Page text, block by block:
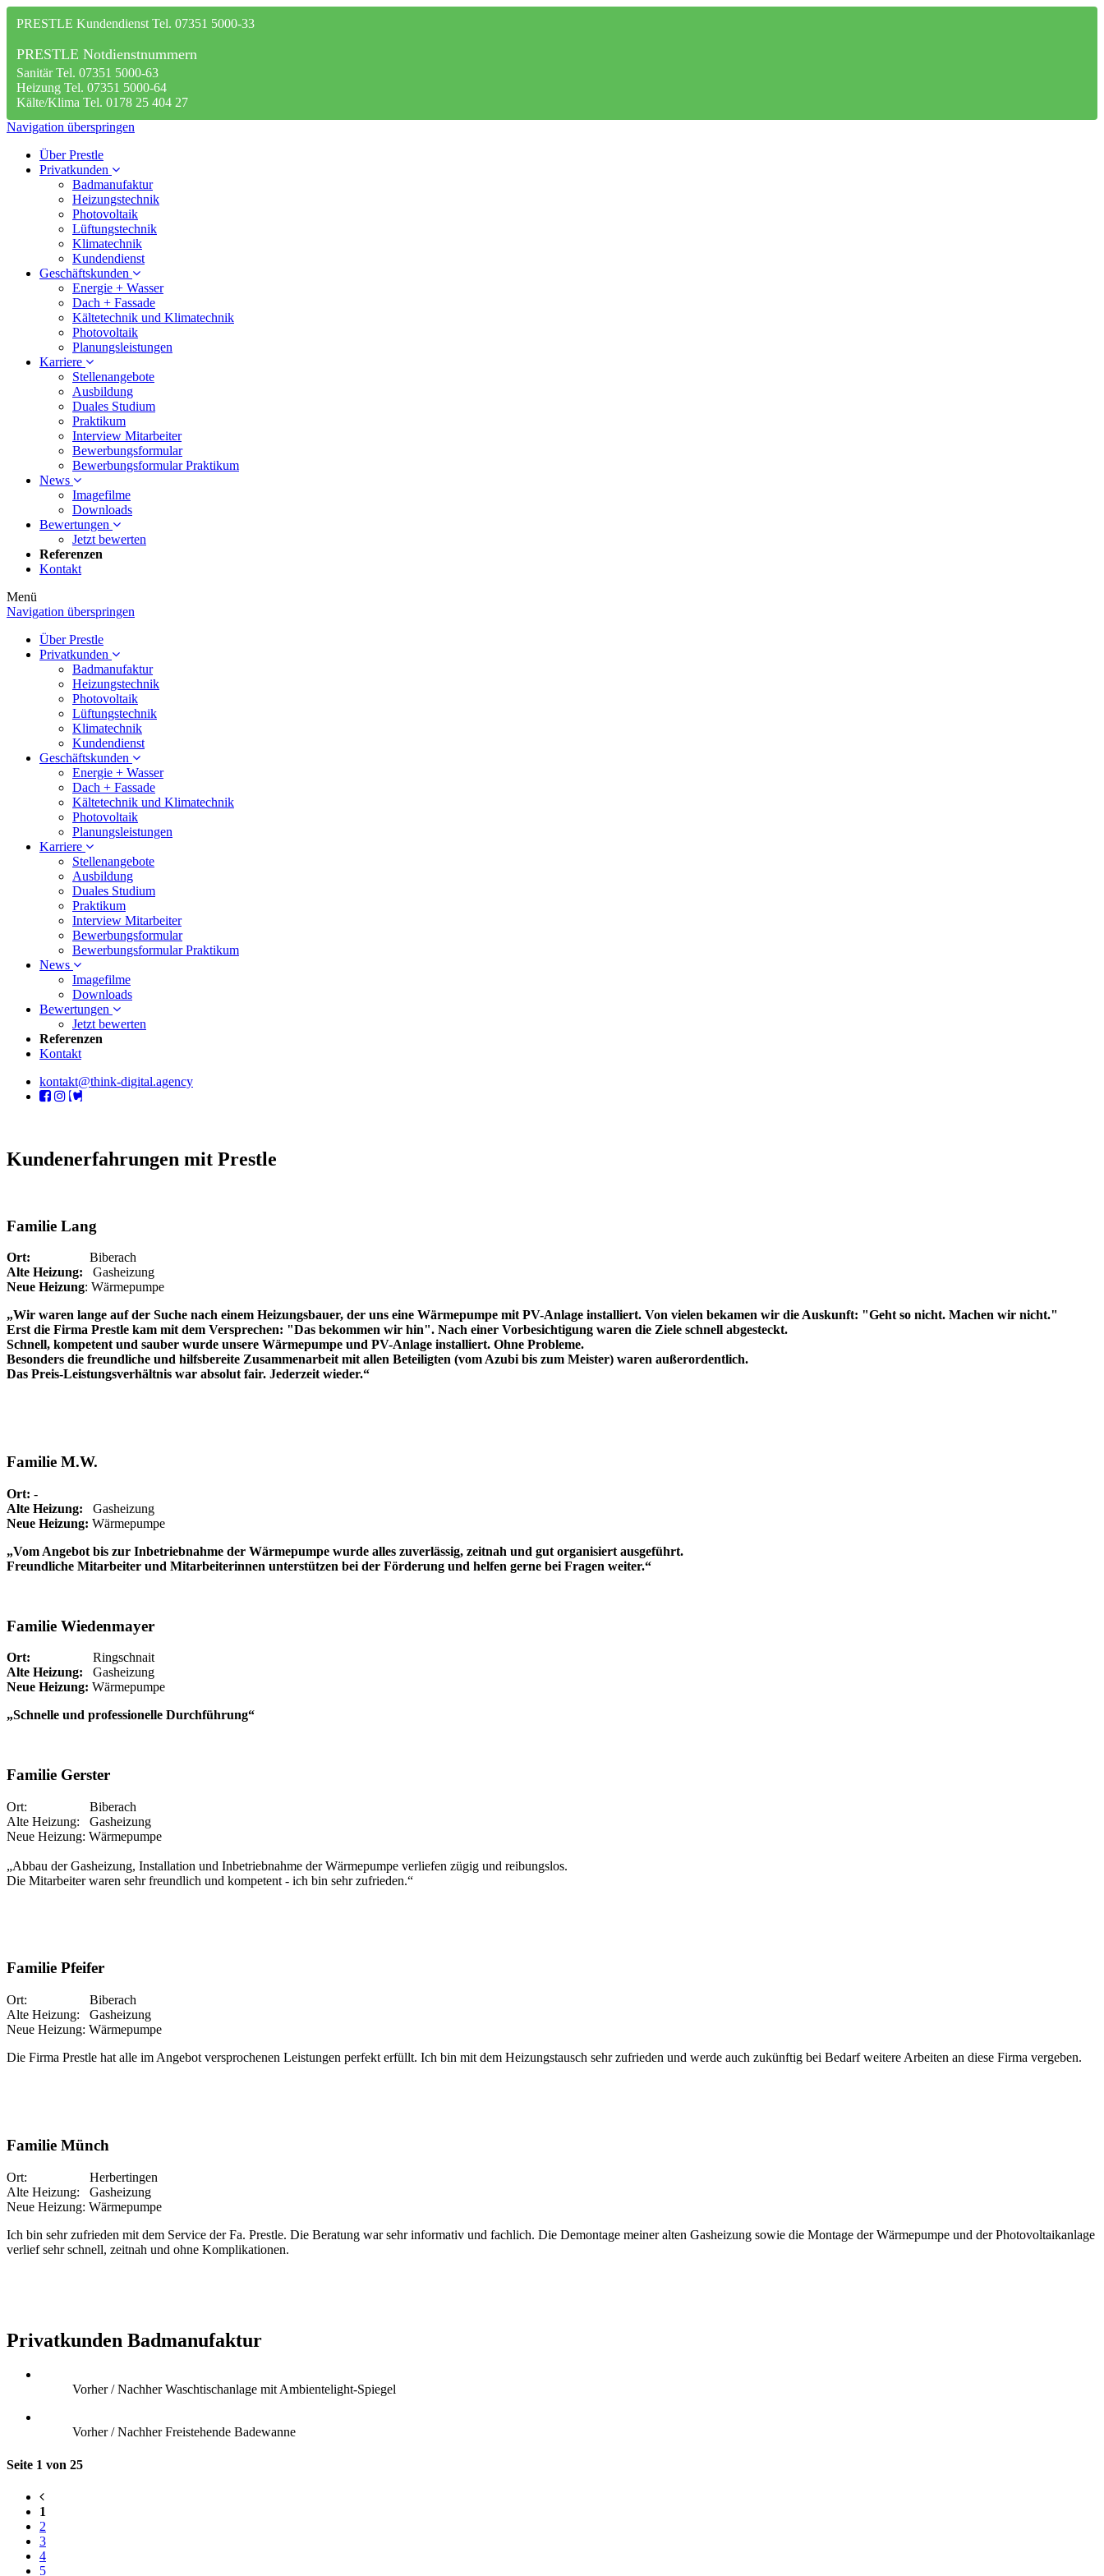
PRESTLE Kundendienst Tel. 07351 5000-33
PRESTLE Notdienstnummern
Sanitär Tel. 07351 5000-63
Heizung Tel. 07351 5000-64
Kälte/Klima Tel. 0178 25 404 27
Navigation überspringen
Über Prestle
Privatkunden
Badmanufaktur
Heizungstechnik
Photovoltaik
Lüftungstechnik
Klimatechnik
Kundendienst
Geschäftskunden
Energie + Wasser
Dach + Fassade
Kältetechnik und Klimatechnik
Photovoltaik
Planungsleistungen
Karriere
Stellenangebote
Ausbildung
Duales Studium
Praktikum
Interview Mitarbeiter
Bewerbungsformular
Bewerbungsformular Praktikum
News
Imagefilme
Downloads
Bewertungen
Jetzt bewerten
Referenzen
Kontakt
Menü
Navigation überspringen
Über Prestle
Privatkunden
Badmanufaktur
Heizungstechnik
Photovoltaik
Lüftungstechnik
Klimatechnik
Kundendienst
Geschäftskunden
Energie + Wasser
Dach + Fassade
Kältetechnik und Klimatechnik
Photovoltaik
Planungsleistungen
Karriere
Stellenangebote
Ausbildung
Duales Studium
Praktikum
Interview Mitarbeiter
Bewerbungsformular
Bewerbungsformular Praktikum
News
Imagefilme
Downloads
Bewertungen
Jetzt bewerten
Referenzen
Kontakt
kontakt@think-digital.agency
Kundenerfahrungen mit Prestle
Familie Lang
Ort: Biberach
Alte Heizung: Gasheizung
Neue Heizung: Wärmepumpe
„Wir waren lange auf der Suche nach einem Heizungsbauer, der uns eine Wärmepumpe mit PV-Anlage installiert. Von vielen bekamen wir die Auskunft: "Geht so nicht. Machen wir nicht."
Erst die Firma Prestle kam mit dem Versprechen: "Das bekommen wir hin". Nach einer Vorbesichtigung waren die Ziele schnell abgesteckt.
Schnell, kompetent und sauber wurde unsere Wärmepumpe und PV-Anlage installiert. Ohne Probleme.
Besonders die freundliche und hilfsbereite Zusammenarbeit mit allen Beteiligten (vom Azubi bis zum Meister) waren außerordentlich.
Das Preis-Leistungsverhältnis war absolut fair. Jederzeit wieder.“
Familie M.W.
Ort: -
Alte Heizung: Gasheizung
Neue Heizung: Wärmepumpe
„Vom Angebot bis zur Inbetriebnahme der Wärmepumpe wurde alles zuverlässig, zeitnah und gut organisiert ausgeführt.
Freundliche Mitarbeiter und Mitarbeiterinnen unterstützen bei der Förderung und helfen gerne bei Fragen weiter.“
Familie Wiedenmayer
Ort: Ringschnait
Alte Heizung: Gasheizung
Neue Heizung: Wärmepumpe
„Schnelle und professionelle Durchführung“
Familie Gerster
Ort: Biberach
Alte Heizung: Gasheizung
Neue Heizung: Wärmepumpe
„Abbau der Gasheizung, Installation und Inbetriebnahme der Wärmepumpe verliefen zügig und reibungslos.
Die Mitarbeiter waren sehr freundlich und kompetent - ich bin sehr zufrieden.“
Familie Pfeifer
Ort: Biberach
Alte Heizung: Gasheizung
Neue Heizung: Wärmepumpe
Die Firma Prestle hat alle im Angebot versprochenen Leistungen perfekt erfüllt. Ich bin mit dem Heizungstausch sehr zufrieden und werde auch zukünftig bei Bedarf weitere Arbeiten an diese Firma vergeben.
Familie Münch
Ort: Herbertingen
Alte Heizung: Gasheizung
Neue Heizung: Wärmepumpe
Ich bin sehr zufrieden mit dem Service der Fa. Prestle. Die Beratung war sehr informativ und fachlich. Die Demontage meiner alten Gasheizung sowie die Montage der Wärmepumpe und der Photovoltaikanlage
verlief sehr schnell, zeitnah und ohne Komplikationen.
Privatkunden Badmanufaktur
Vorher / Nachher Waschtischanlage mit Ambientelight-Spiegel
Vorher / Nachher Freistehende Badewanne
Seite 1 von 25
1
2
3
4
5